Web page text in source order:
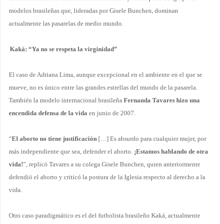
modelos brasileñas que, lideradas por Gisele Bunchen, dominan
actualmente las pasarelas de medio mundo.
Kaká: “Ya no se respeta la virginidad”
El caso de Adriana Lima, aunque excepcional en el ambiente en el que se
mueve, no es único entre las grandes estrellas del mundo de la pasarela.
También la modelo internacional brasileña Fernanda Tavares hizo una
encendida defensa de la vida en junio de 2007.
“El aborto no tiene justificación […] Es absurdo para cualquier mujer, por
más independiente que sea, defender el aborto. ¡Estamos hablando de otra
vida!”, replicó Tavares a su colega Gisele Bunchen, quien anteriormente
defendió el aborto y criticó la postura de la Iglesia respecto al derecho a la
vida.
Otro caso paradigmático es el del futbolista brasileño Kaká, actualmente